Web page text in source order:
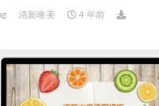
清新唯美 4 年前